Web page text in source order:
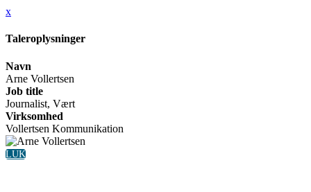
x
Taleroplysninger
Navn
Arne Vollertsen
Job title
Journalist, Vært
Virksomhed
Vollertsen Kommunikation
LUK